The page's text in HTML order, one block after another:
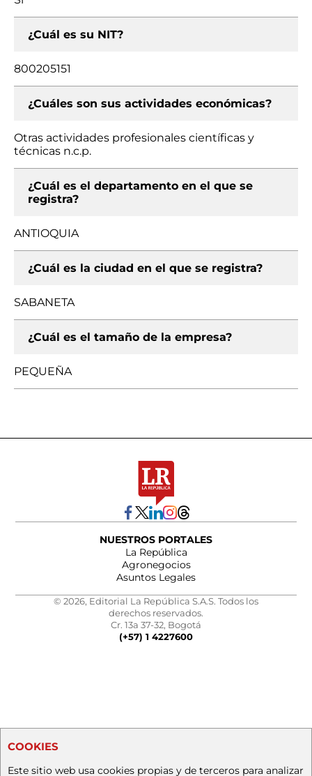
¿Cuál es su NIT?
800205151
¿Cuáles son sus actividades económicas?
Otras actividades profesionales científicas y
técnicas n.c.p.
¿Cuál es el departamento en el que se
registra?
ANTIOQUIA
¿Cuál es la ciudad en el que se registra?
SABANETA
¿Cuál es el tamaño de la empresa?
PEQUEÑA
NUESTROS PORTALES
La República
Agronegocios
Asuntos Legales
© 2026, Editorial La República S.A.S. Todos los
derechos reservados.
Cr. 13a 37-32, Bogotá
(+57) 1 4227600
COOKIES
Este sitio web usa cookies propias y de terceros para analizar